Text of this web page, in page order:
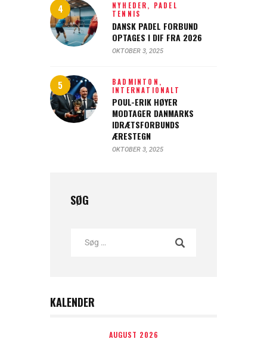
NYHEDER, PADEL
TENNIS
DANSK PADEL FORBUND
OPTAGES I DIF FRA 2026
OKTOBER 3, 2025
BADMINTON,
INTERNATIONALT
POUL-ERIK HØYER
MODTAGER DANMARKS
IDRÆTSFORBUNDS
ÆRESTEGN
OKTOBER 3, 2025
SØG
KALENDER
AUGUST 2026